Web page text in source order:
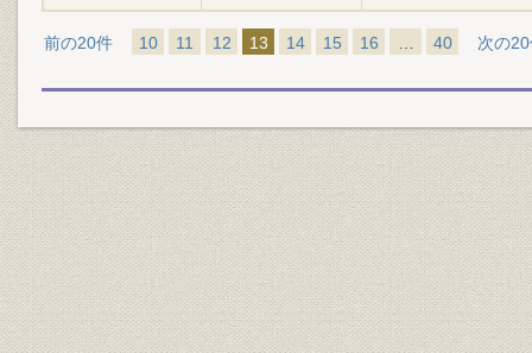
前の20件 10 11 12 13 14 15 16 40 次の